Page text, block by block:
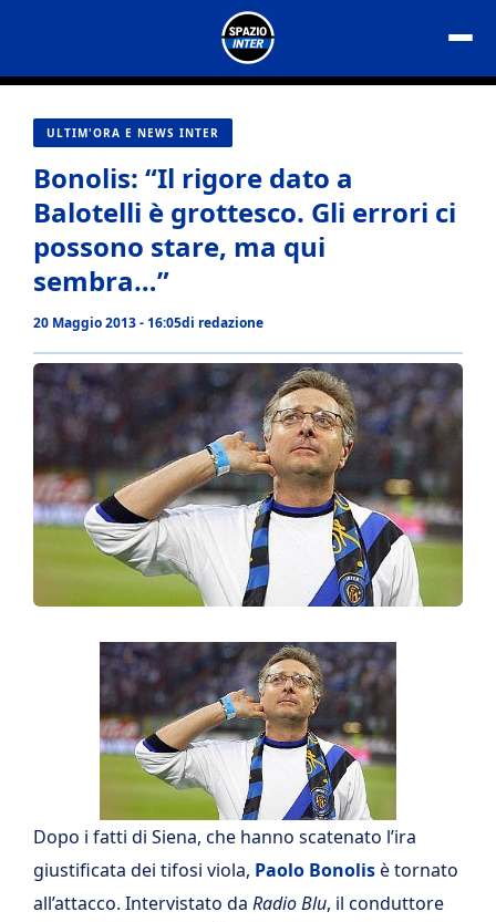
contenuto
ULTIM'ORA E NEWS INTER
Bonolis: “Il rigore dato a
Balotelli è grottesco. Gli errori ci
possono stare, ma qui
sembra…”
20 Maggio 2013 - 16:05di redazione
Dopo i fatti di Siena, che hanno scatenato l’ira
giustificata dei tifosi viola, Paolo Bonolisè tornato
all’attacco. Intervistato da Radio Blu, il conduttore